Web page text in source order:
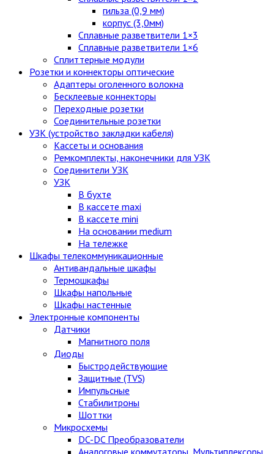
гильза (0,9 мм)
корпус (3,0мм)
Сплавные разветвители 1×3
Сплавные разветвители 1×6
Сплиттерные модули
Розетки и коннекторы оптические
Адаптеры оголенного волокна
Бесклеевые коннекторы
Переходные розетки
Соединительные розетки
УЗК (устройство закладки кабеля)
Кассеты и основания
Ремкомплекты, наконечники для УЗК
Соединители УЗК
УЗК
В бухте
В кассете maxi
В кассете mini
На основании medium
На тележке
Шкафы телекоммуникационные
Антивандальные шкафы
Термошкафы
Шкафы напольные
Шкафы настенные
Электронные компоненты
Датчики
Магнитного поля
Диоды
Быстродействующие
Защитные (TVS)
Импульсные
Стабилитроны
Шоттки
Микросхемы
DC-DC Преобразователи
Аналоговые коммутаторы, Мультиплексоры,